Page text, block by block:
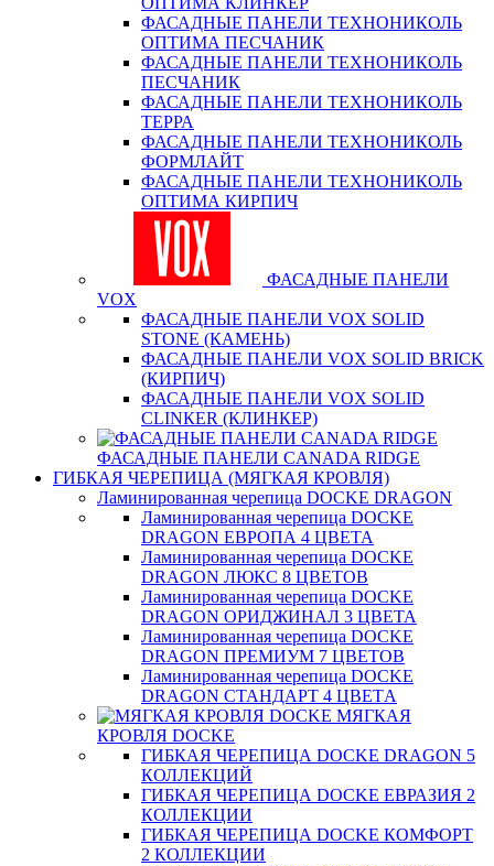
ФАСАДНЫЕ ПАНЕЛИ ТЕХНОНИКОЛЬ
ОПТИМА ПЕСЧАНИК
ФАСАДНЫЕ ПАНЕЛИ ТЕХНОНИКОЛЬ
ПЕСЧАНИК
ФАСАДНЫЕ ПАНЕЛИ ТЕХНОНИКОЛЬ
ТЕРРА
ФАСАДНЫЕ ПАНЕЛИ ТЕХНОНИКОЛЬ
ФОРМЛАЙТ
ФАСАДНЫЕ ПАНЕЛИ ТЕХНОНИКОЛЬ
ОПТИМА КИРПИЧ
ФАСАДНЫЕ ПАНЕЛИ
VOX
ФАСАДНЫЕ ПАНЕЛИ VOX SOLID
STONE (КАМЕНЬ)
ФАСАДНЫЕ ПАНЕЛИ VOX SOLID BRICK
(КИРПИЧ)
ФАСАДНЫЕ ПАНЕЛИ VOX SOLID
CLINКER (КЛИНКЕР)
ФАСАДНЫЕ ПАНЕЛИ CANADA RIDGE
ГИБКАЯ ЧЕРЕПИЦА (МЯГКАЯ КРОВЛЯ)
Ламинированная черепица DOCKE DRAGON
Ламинированная черепица DOCKE
DRAGON ЕВРОПА 4 ЦВЕТА
Ламинированная черепица DOCKE
DRAGON ЛЮКС 8 ЦВЕТОВ
Ламинированная черепица DOCKE
DRAGON ОРИДЖИНАЛ 3 ЦВЕТА
Ламинированная черепица DOCKE
DRAGON ПРЕМИУМ 7 ЦВЕТОВ
Ламинированная черепица DOCKE
DRAGON СТАНДАРТ 4 ЦВЕТA
МЯГКАЯ
КРОВЛЯ DOCKE
ГИБКАЯ ЧЕРЕПИЦА DOCKE DRAGON 5
КОЛЛЕКЦИЙ
ГИБКАЯ ЧЕРЕПИЦА DOCKE ЕВРАЗИЯ 2
КОЛЛЕКЦИИ
ГИБКАЯ ЧЕРЕПИЦА DOCKE КОМФОРТ
2 КОЛЛЕКЦИИ